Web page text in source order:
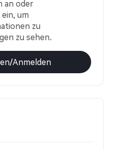
an oder
um
zu
zu sehen.
Anmelden